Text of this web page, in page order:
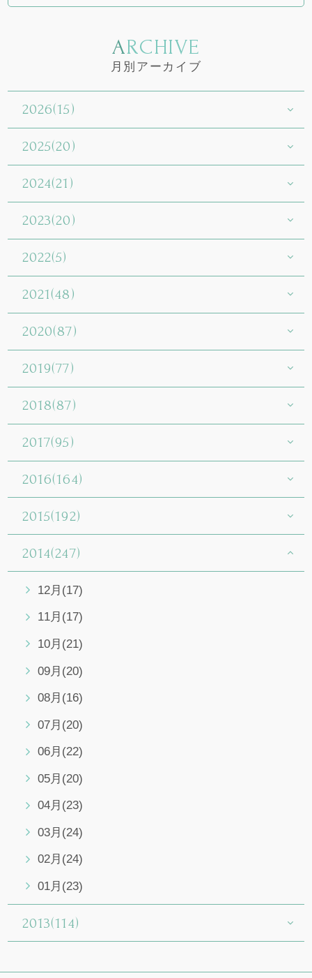
ARCHIVE
月別アーカイブ
2026(15)
2025(20)
2024(21)
2023(20)
2022(5)
2021(48)
2020(87)
2019(77)
2018(87)
2017(95)
2016(164)
2015(192)
2014(247)
12月(17)
11月(17)
10月(21)
09月(20)
08月(16)
07月(20)
06月(22)
05月(20)
04月(23)
03月(24)
02月(24)
01月(23)
2013(114)